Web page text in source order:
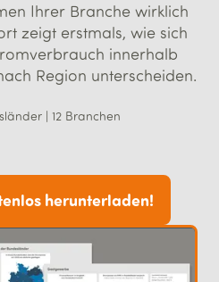
Ihrer Branche wirklich
zeigt erstmals, wie sich
innerhalb
Region unterscheiden.
| 12 Branchen
herunterladen!